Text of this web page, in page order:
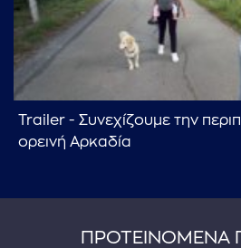
Trailer - Συνεχίζουμε την
ορεινή Αρκαδία
ΠΡΟΤΕΙΝΟΜΕΝΑ